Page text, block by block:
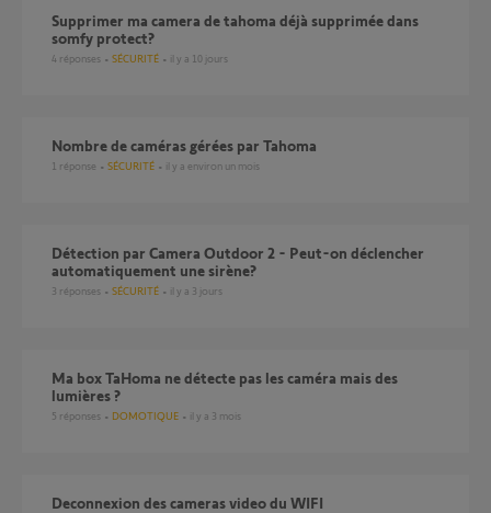
Supprimer ma camera de tahoma déjà supprimée dans
somfy protect?
4 réponses SÉCURITÉ il y a 10 jours
Nombre de caméras gérées par Tahoma
1 réponse SÉCURITÉ il y a environ un mois
Détection par Camera Outdoor 2 - Peut-on déclencher
automatiquement une sirène?
3 réponses SÉCURITÉ il y a 3 jours
Ma box TaHoma ne détecte pas les caméra mais des
lumières ?
5 réponses DOMOTIQUE il y a 3 mois
Deconnexion des cameras video du WIFI